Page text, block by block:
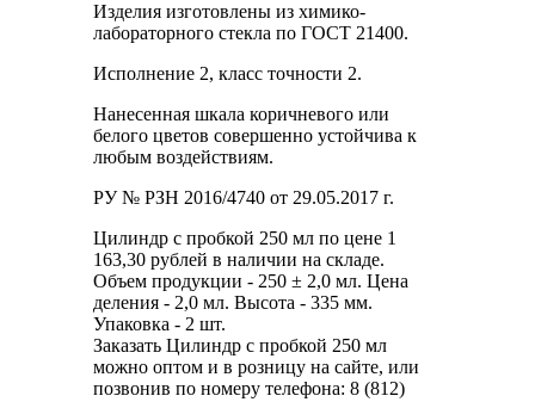
Изделия изготовлены из химико-
лабораторного стекла по ГОСТ 21400.
Исполнение 2, класс точности 2.
Нанесенная шкала коричневого или
белого цветов совершенно устойчива к
любым воздействиям.
РУ № РЗН 2016/4740 от 29.05.2017 г.
Цилиндр с пробкой 250 мл по цене 1
163,30 рублей в наличии на складе.
Объем продукции - 250 ± 2,0 мл. Цена
деления - 2,0 мл. Высота - 335 мм.
Упаковка - 2 шт.
Заказать Цилиндр с пробкой 250 мл
можно оптом и в розницу на сайте, или
позвонив по номеру телефона: 8 (812)